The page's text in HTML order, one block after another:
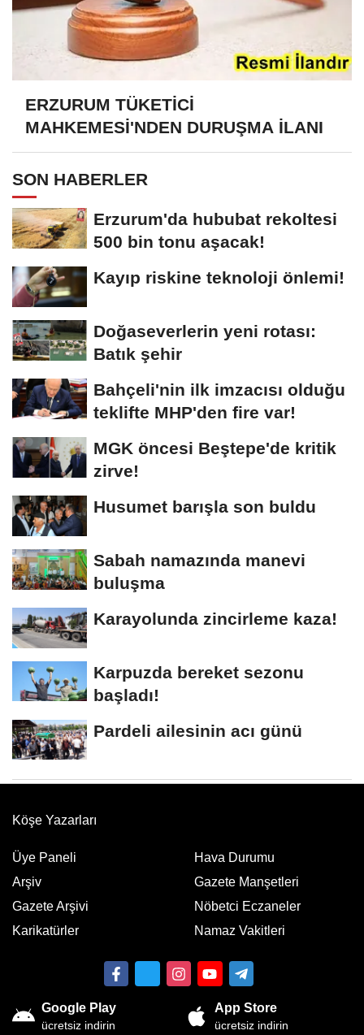
ERZURUM TÜKETİCİ
MAHKEMESİ'NDEN DURUŞMA İLANI
SON HABERLER
Erzurum'da hububat rekoltesi
500 bin tonu aşacak!
Kayıp riskine teknoloji önlemi!
Doğaseverlerin yeni rotası:
Batık şehir
Bahçeli'nin ilk imzacısı olduğu
teklifte MHP'den fire var!
MGK öncesi Beştepe'de kritik
zirve!
Husumet barışla son buldu
Sabah namazında manevi
buluşma
Karayolunda zincirleme kaza!
Karpuzda bereket sezonu
başladı!
Pardeli ailesinin acı günü
Köşe Yazarları
Üye Paneli
Arşiv
Gazete Arşivi
Karikatürler
Hava Durumu
Gazete Manşetleri
Nöbetci Eczaneler
Namaz Vakitleri
Google Play
ücretsiz indirin
App Store
ücretsiz indirin